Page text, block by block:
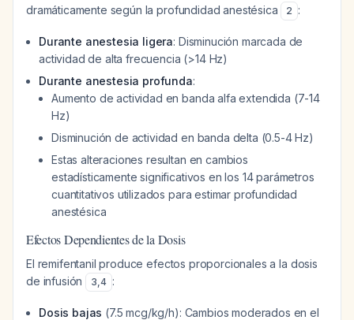
dramáticamente según la profundidad anestésica
2 :
Durante anestesia ligera: Disminución marcada de
actividad de alta frecuencia (>14 Hz)
Durante anestesia profunda:
Aumento de actividad en banda alfa extendida (7-14
Hz)
Disminución de actividad en banda delta (0.5-4 Hz)
Estas alteraciones resultan en cambios
estadísticamente significativos en los 14 parámetros
cuantitativos utilizados para estimar profundidad
anestésica
Efectos Dependientes de la Dosis
El remifentanil produce efectos proporcionales a la dosis
de infusión
3,4 :
Dosis bajas (7.5 mcg/kg/h): Cambios moderados en el